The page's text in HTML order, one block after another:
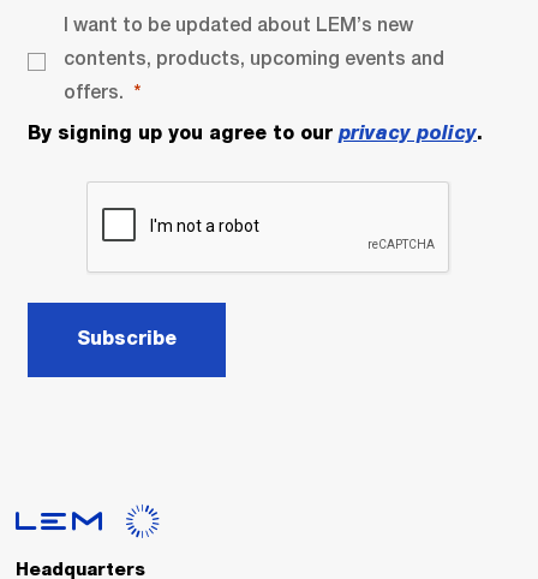
I want to be updated about LEM’s new
contents, products, upcoming events and
offers.
By signing up you agree to our privacy policy.
Subscribe
Headquarters